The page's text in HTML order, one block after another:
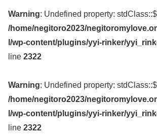
Warning: Undefined property:
/home/negitoro2023/
l/wp-content/plugins/yyi-rinker/
line 2322
Warning: Undefined property:
/home/negitoro2023/
l/wp-content/plugins/yyi-rinker/
line 2322